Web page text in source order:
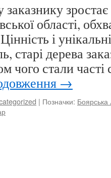
заказнику
області,
і
старі дерева
чого стали часті
→
| Позначки: